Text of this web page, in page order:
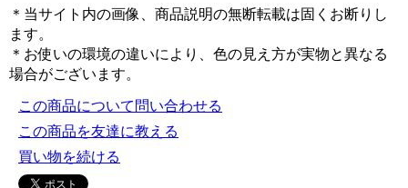
＊当サイト内の画像、商品説明の無断転載は固くお断りし
ます。
＊お使いの環境の違いにより、色の見え方が実物と異なる
場合がございます。
この商品について問い合わせる
この商品を友達に教える
買い物を続ける